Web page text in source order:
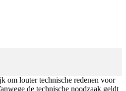
om louter technische redenen voor
de technische noodzaak geldt